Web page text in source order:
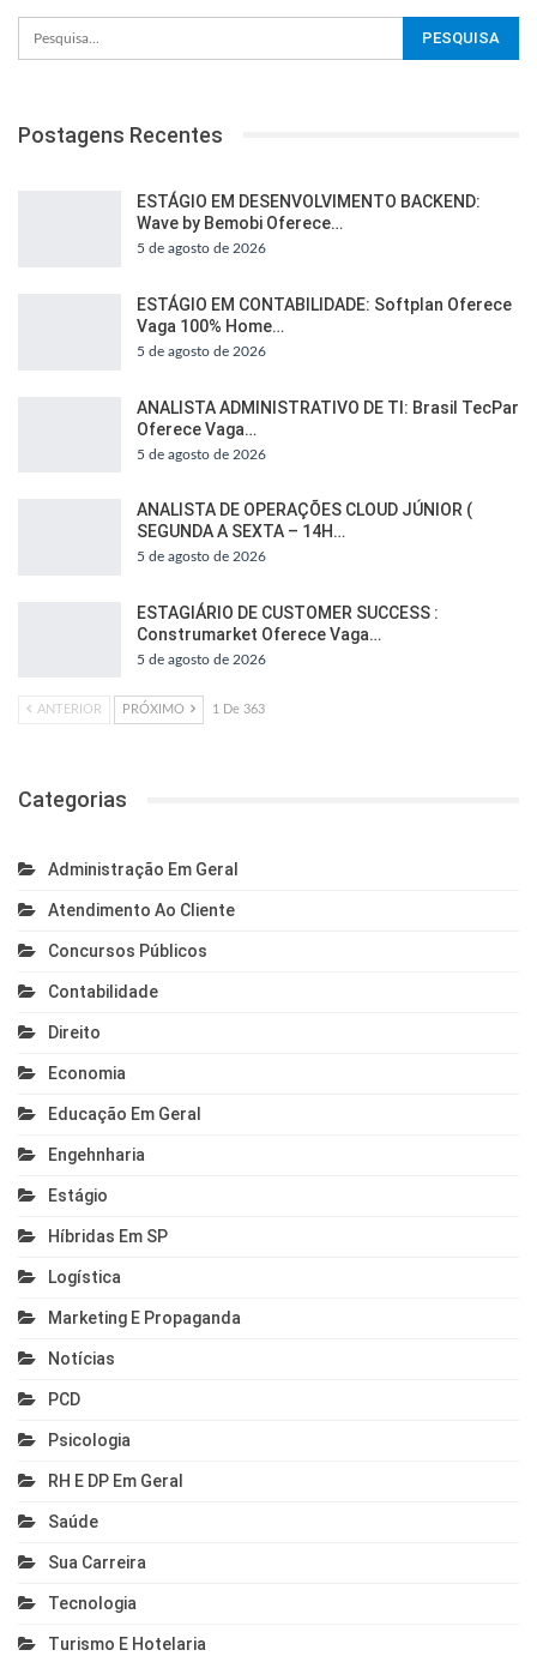
Postagens Recentes
ESTÁGIO EM DESENVOLVIMENTO BACKEND:
Wave by Bemobi Oferece…
5 de agosto de 2026
ESTÁGIO EM CONTABILIDADE: Softplan Oferece
Vaga 100% Home…
5 de agosto de 2026
ANALISTA ADMINISTRATIVO DE TI: Brasil TecPar
Oferece Vaga…
5 de agosto de 2026
ANALISTA DE OPERAÇÕES CLOUD JÚNIOR (
SEGUNDA A SEXTA – 14H…
5 de agosto de 2026
ESTAGIÁRIO DE CUSTOMER SUCCESS :
Construmarket Oferece Vaga…
5 de agosto de 2026
ANTERIOR PRÓXIMO 1 De 363
Categorias
Administração Em Geral
Atendimento Ao Cliente
Concursos Públicos
Contabilidade
Direito
Economia
Educação Em Geral
Engehnharia
Estágio
Híbridas Em SP
Logística
Marketing E Propaganda
Notícias
PCD
Psicologia
RH E DP Em Geral
Saúde
Sua Carreira
Tecnologia
Turismo E Hotelaria